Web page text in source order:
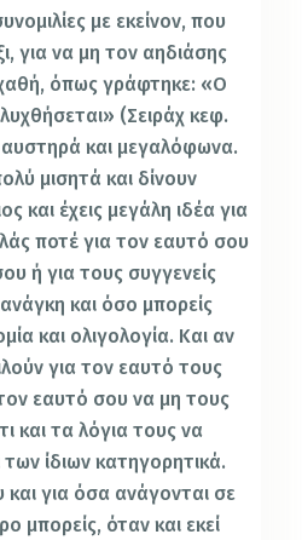
με εκείνον, που
για να μη τον αηδιάσης
όπως γράφτηκε: «Ο
(Σειράχ κεφ.
και μεγαλόφωνα.
μισητά και δίνουν
και έχεις μεγάλη ιδέα για
ποτέ για τον εαυτό σου
ή για τους συγγενείς
και όσο μπορείς
και ολιγολογία. Και αν
για τον εαυτό τους
εαυτό σου να μη τους
και τα λόγια τους να
ίδιων κατηγορητικά.
και για όσα ανάγονται σε
μπορείς, όταν και εκεί